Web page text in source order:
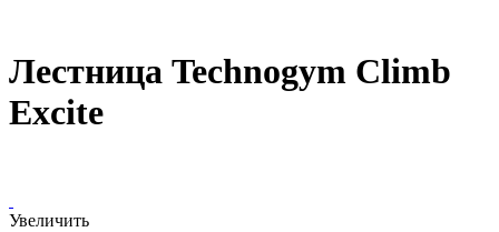
Лестница Technogym Climb
Excite
Увеличить